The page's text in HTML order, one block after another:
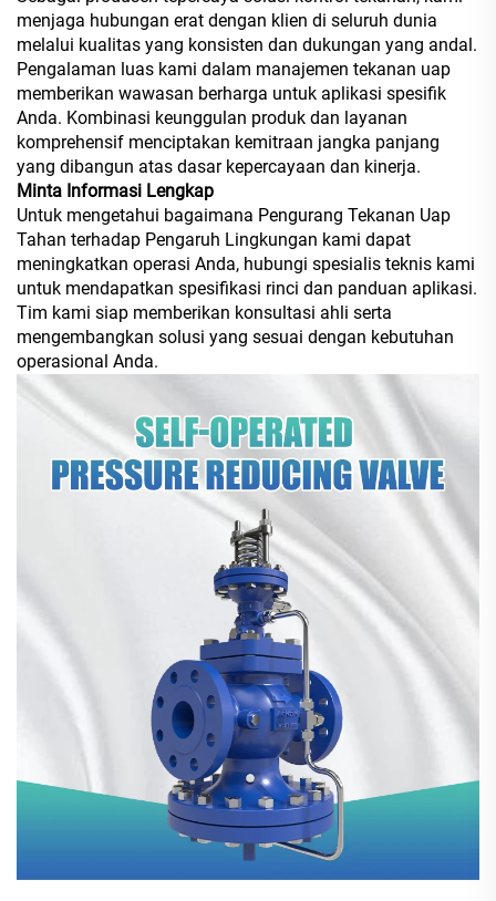
menjaga hubungan erat dengan klien di seluruh dunia
melalui kualitas yang konsisten dan dukungan yang andal.
Pengalaman luas kami dalam manajemen tekanan uap
memberikan wawasan berharga untuk aplikasi spesifik
Anda. Kombinasi keunggulan produk dan layanan
komprehensif menciptakan kemitraan jangka panjang
yang dibangun atas dasar kepercayaan dan kinerja.
Minta Informasi Lengkap
Untuk mengetahui bagaimana Pengurang Tekanan Uap
Tahan terhadap Pengaruh Lingkungan kami dapat
meningkatkan operasi Anda, hubungi spesialis teknis kami
untuk mendapatkan spesifikasi rinci dan panduan aplikasi.
Tim kami siap memberikan konsultasi ahli serta
mengembangkan solusi yang sesuai dengan kebutuhan
operasional Anda.